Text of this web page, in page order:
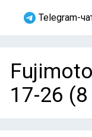
Telegram-
17-26